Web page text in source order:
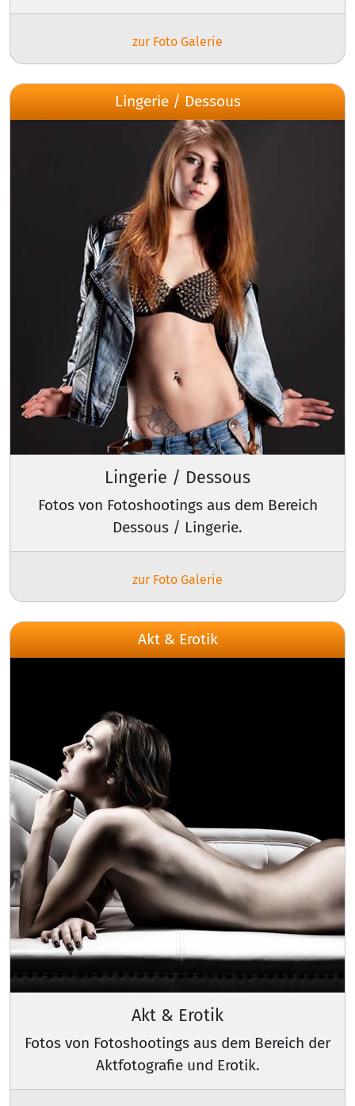
zur Foto Galerie
Lingerie / Dessous
Lingerie / Dessous
Fotos von Fotoshootings aus dem Bereich
Dessous / Lingerie.
zur Foto Galerie
Akt & Erotik
Akt & Erotik
Fotos von Fotoshootings aus dem Bereich der
Aktfotografie und Erotik.